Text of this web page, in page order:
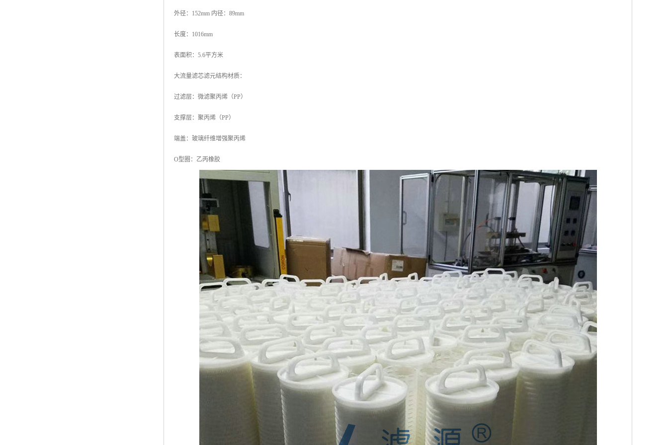
外径：152mm 内径：89mm
长度：1016mm
表面积：5.6平方米
大流量滤芯滤元结构材质：
过滤层：微滤聚丙烯（PP）
支撑层：聚丙烯（PP）
端盖：玻璃纤维增强聚丙烯
O型圈：乙丙橡胶